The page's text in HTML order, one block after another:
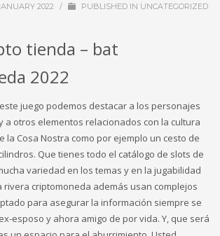
2022 / PUBLISHED IN UNCATEGORIZED
tienda – bat
2022
juego podemos destacar a los personajes
a otros elementos relacionados con la cultura
la Cosa Nostra como por ejemplo un cesto de
Que tienes todo el catálogo de slots de
variedad en los temas y en la jugabilidad
rivera criptomoneda además usan complejos
para asegurar la información siempre se
esposo y ahora amigo de por vida. Y, que será